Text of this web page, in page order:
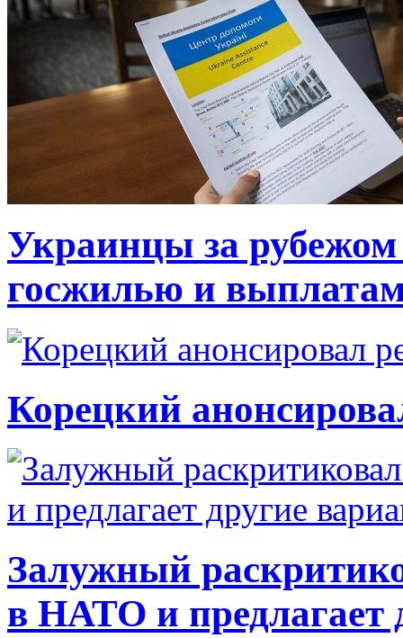
Украинцы за рубежом
госжилью и
Корецкий
Залужный
в НАТО и предлагает